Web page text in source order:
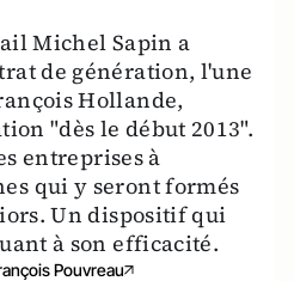
Michel Sapin a
de génération, l'une
Hollande,
"dès le début 2013".
entreprises à
qui y seront formés
Un dispositif qui
à son efficacité.
Pouvreau